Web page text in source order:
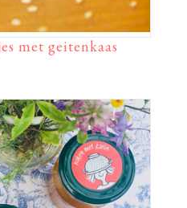
met geitenkaas